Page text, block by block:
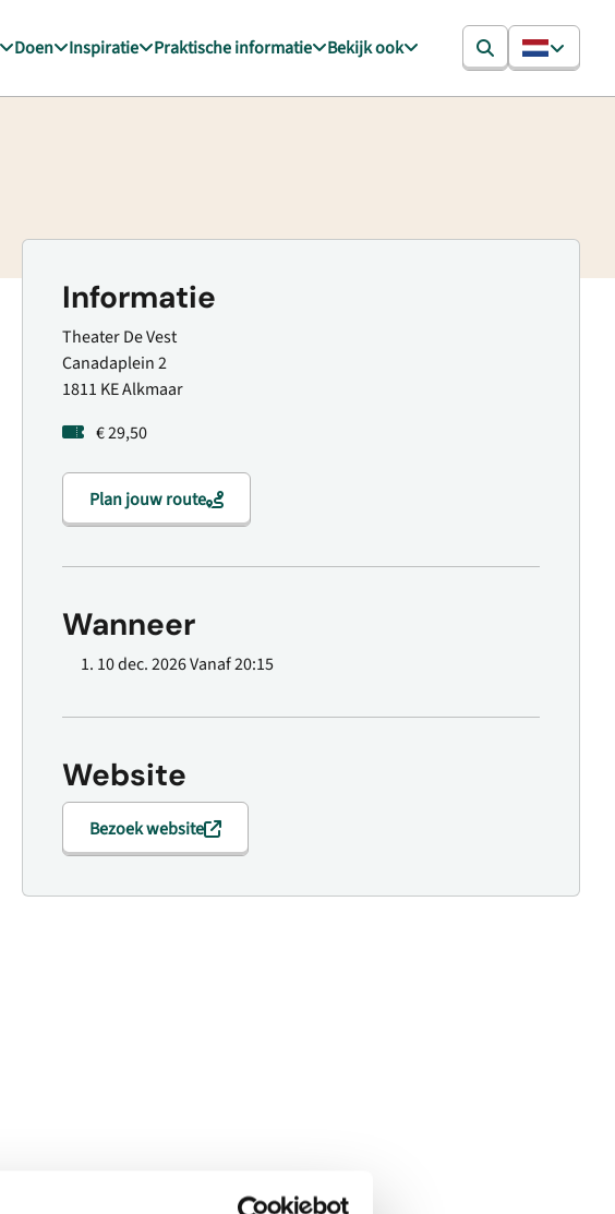
Doen Inspiratie Praktische informatie Bekijk ook
Informatie
Theater De Vest
Canadaplein 2
1811 KE Alkmaar
€ 29,50
Plan jouw route
Wanneer
10 dec. 2026Vanaf 20:15
Website
Bezoek website